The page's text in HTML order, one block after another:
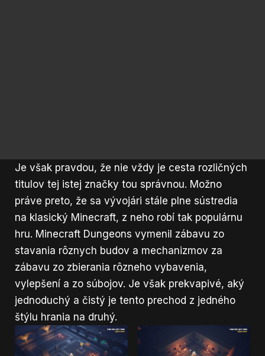
Je však pravdou, že nie vždy je cesta rozličných
titulov tej istej značky tou správnou. Možno
práve preto, že sa vývojári stále plne sústredia
na klasický Minecraft, z neho robí tak populárnu
hru. Minecraft Dungeons vymenil zábavu zo
stavania rôznych budov a mechanizmov za
zábavu zo zbierania rôzneho vybavenia,
vylepšení a zo súbojov. Je však prekvapivé, aký
jednoduchý a čistý je tento prechod z jedného
štýlu hrania na druhý.